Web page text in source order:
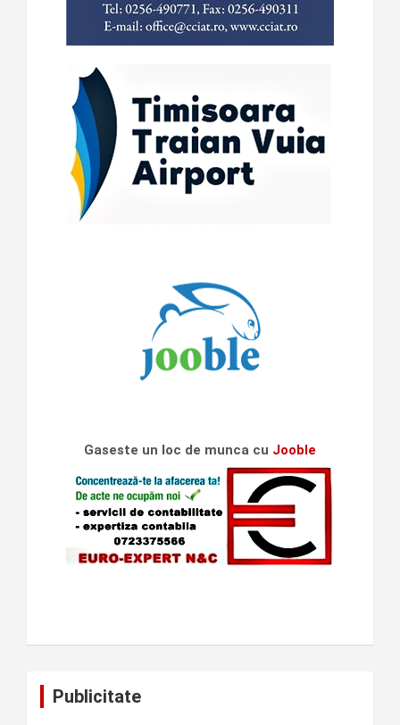
Gaseste un loc de munca cu Jooble
Publicitate